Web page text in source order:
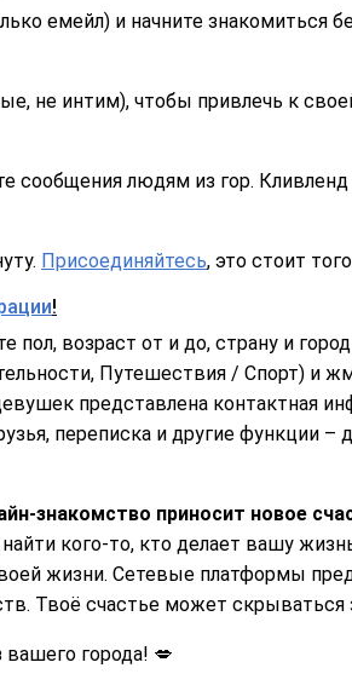
емейл) и начните знакомиться
не интим), чтобы привлечь к
сообщения людям из гор.
Присоединяйтесь, это стоит
!
пол, возраст от и до, страну и
Путешествия / Спорт) и
представлена контактная
переписка и другие функции –
знакомство приносит новое
кого-то, кто делает вашу
жизни. Сетевые платформы
Твоё счастье может
города! 💋